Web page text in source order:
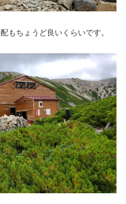
もちょうど良いくらいです。